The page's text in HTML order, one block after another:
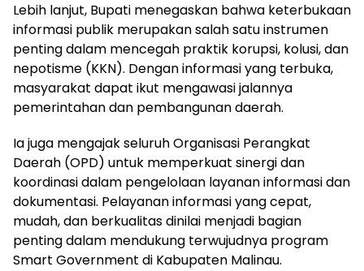
Lebih lanjut, Bupati menegaskan bahwa keterbukaan
informasi publik merupakan salah satu instrumen
penting dalam mencegah praktik korupsi, kolusi, dan
nepotisme (KKN). Dengan informasi yang terbuka,
masyarakat dapat ikut mengawasi jalannya
pemerintahan dan pembangunan daerah.
Ia juga mengajak seluruh Organisasi Perangkat
Daerah (OPD) untuk memperkuat sinergi dan
koordinasi dalam pengelolaan layanan informasi dan
dokumentasi. Pelayanan informasi yang cepat,
mudah, dan berkualitas dinilai menjadi bagian
penting dalam mendukung terwujudnya program
Smart Government di Kabupaten Malinau.